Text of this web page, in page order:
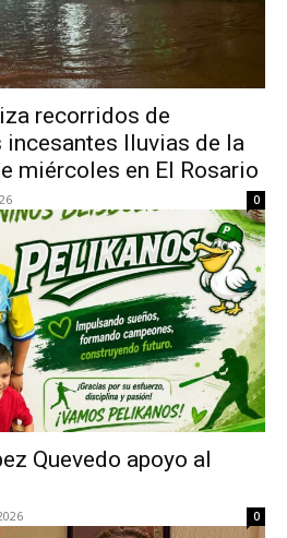
recorridos de
lluvias de la
miércoles en El Rosario
0
Quevedo apoyo al
0